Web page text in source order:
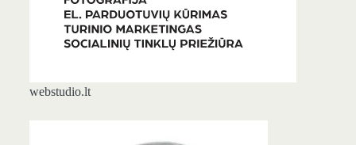
webstudio.lt